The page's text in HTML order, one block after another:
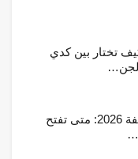
تختار بين كدي
سر حجز الروضة الشريفة 2026: متى تفتح